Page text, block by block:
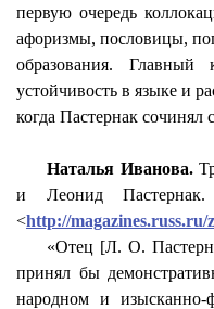
первую очередь
афоризмы, пословицы,
образования.
устойчивость в языке и
когда Пастернак сочинял
Наталья Иванова.
и Леонид
<http://magazines.russ.ru/
«Отец [Л. О.
принял бы
народном и изысканно-